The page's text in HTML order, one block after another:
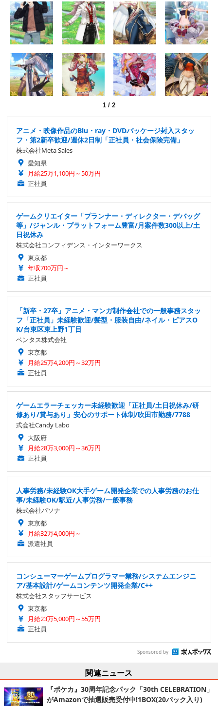
1 / 2
アニメ・映像作品のBlu・ray・DVDパッケージ封入スタッ
フ・第2新卒歓迎/週休2日制「正社員・社会保険完備」
株式会社Meta Sales
愛知県
月給25万1,100円～50万円
正社員
ゲームクリエイター「プランナー・ディレクター・デバッグ
等」/ジャンル・プラットフォーム豊富/月案件数300以上/土
日祝休み
株式会社コンフィデンス・インターワークス
東京都
年収700万円～
正社員
「新卒・27卒」アニメ・マンガ制作会社での一般事務スタッ
フ「正社員」未経験歓迎/髪型・服装自由/ネイル・ピアスO
K/台東区東上野1丁目
ベンタス株式会社
東京都
月給25万4,200円～32万円
正社員
ゲームエラーチェッカー未経験歓迎「正社員/土日祝休み/研
修あり/賞与あり」安心のサポート体制/吹田市勤務/7788
式会社Candy Labo
大阪府
月給28万3,000円～36万円
正社員
人事労務/未経験OK大手ゲーム開発企業での人事労務のお仕
事/未経験OK/駅近/人事労務/一般事務
株式会社パソナ
東京都
月給32万4,000円～
派遣社員
コンシューマーゲームプログラマー業務/システムエンジニ
ア/基本設計/ゲームコンテンツ開発企業/C++
株式会社スタッフサービス
東京都
月給23万5,000円～55万円
正社員
Sponsored by
関連ニュース
『ポケカ』30周年記念パック「30th CELEBRATION」
がAmazonで抽選販売受付中!1BOX(20パック入り)